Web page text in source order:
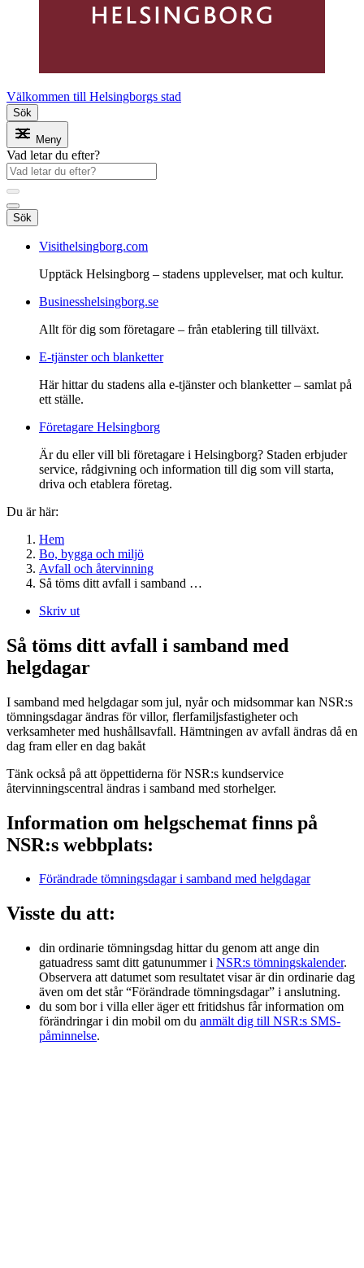
Välkommen till Helsingborgs stad
Sök
Meny
Vad letar du efter?
Sök
Visithelsingborg.com
Upptäck Helsingborg – stadens upplevelser, mat och kultur.
Businesshelsingborg.se
Allt för dig som företagare – från etablering till tillväxt.
E-tjänster och blanketter
Här hittar du stadens alla e-tjänster och blanketter – samlat på
ett ställe.
Företagare Helsingborg
Är du eller vill bli företagare i Helsingborg? Staden erbjuder
service, rådgivning och information till dig som vill starta,
driva och etablera företag.
Du är här:
Hem
Bo, bygga och miljö
Avfall och återvinning
Så töms ditt avfall i samband …
Skriv ut
Så töms ditt avfall i samband med
helgdagar
I samband med helgdagar som jul, nyår och midsommar kan NSR:s
tömningsdagar ändras för villor, flerfamiljsfastigheter och
verksamheter med hushållsavfall. Hämtningen av avfall ändras då en
dag fram eller en dag bakåt
Tänk också på att öppettiderna för NSR:s kundservice
återvinningscentral ändras i samband med storhelger.
Information om helgschemat finns på
NSR:s webbplats:
Förändrade tömningsdagar i samband med helgdagar
Visste du att:
din ordinarie tömningsdag hittar du genom att ange din
gatuadress samt ditt gatunummer i NSR:s tömningskalender.
Observera att datumet som resultatet visar är din ordinarie dag
även om det står “Förändrade tömningsdagar” i anslutning.
du som bor i villa eller äger ett fritidshus får information om
förändringar i din mobil om du anmält dig till NSR:s SMS-
påminnelse.